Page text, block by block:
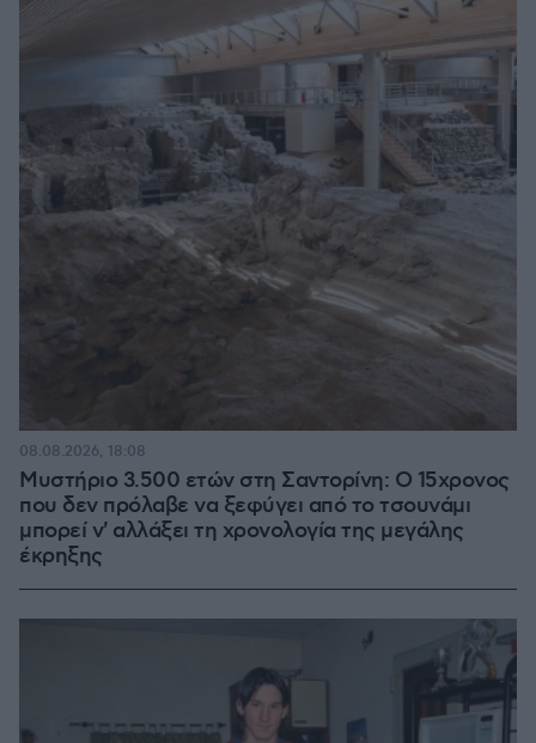
Μυστήριο 3.500 ετών στη Σαντορίνη: Ο 15χρονος
που δεν πρόλαβε να ξεφύγει από το τσουνάμι
μπορεί ν' αλλάξει τη χρονολογία της μεγάλης
έκρηξης
08.08.2026, 18:08